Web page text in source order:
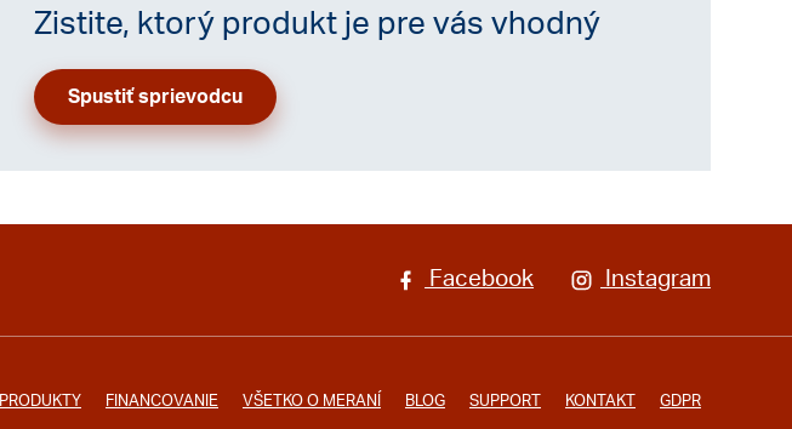
Zistite, ktorý produkt je pre vás vhodný
Spustiť sprievodcu
Facebook Instagram
PRODUKTY FINANCOVANIE VŠETKO O MERANÍ BLOG SUPPORT KONTAKT GDPR